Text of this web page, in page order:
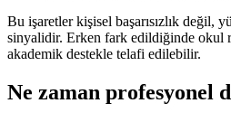
Bu işaretler kişisel başarısızlık değil,
sinyalidir. Erken fark edildiğinde okul
akademik destekle telafi edilebilir.
Ne zaman profesyonel